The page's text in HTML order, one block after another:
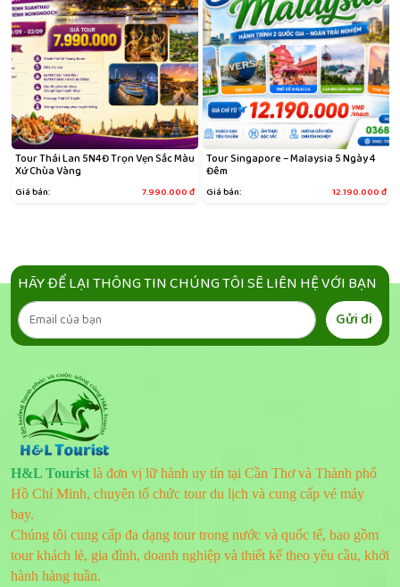
Tour Thái Lan 5N4Đ Trọn Vẹn Sắc Màu
Xứ Chùa Vàng
Giá bán: 7.990.000đ
Tour Singapore – Malaysia 5 Ngày 4
Đêm
Giá bán: 12.190.000đ
HÃY ĐỂ LẠI THÔNG TIN CHÚNG TÔI SẼ LIÊN HỆ VỚI BẠN
Gửi đi
H&L Tourist là đơn vị lữ hành uy tín tại Cần Thơ và Thành phố
Hồ Chí Minh, chuyên tổ chức tour du lịch và cung cấp vé máy
bay.
Chúng tôi cung cấp đa dạng tour trong nước và quốc tế, bao gồm
tour khách lẻ, gia đình, doanh nghiệp và thiết kế theo yêu cầu, khởi
hành hàng tuần.